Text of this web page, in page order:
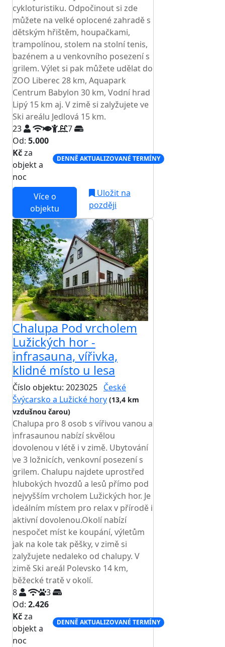
cykloturistiku. Odpočinout si zde
můžete na velké oplocené zahradě s
dětským hřištěm, houpačkami,
trampolínou, stolem na stolní tenis,
bazénem a u venkovního posezení s
grilem. Výlet si pak můžete udělat do
ZOO Liberec 28 km, Aquapark
Centrum Babylon 30 km, Vodní hrad
Lipý 15 km aj. V zimě si zalyžujete ve
Ski areálu Jedlová 15 km.
23
7
Od: 5.000
Kčza
objekt a
noc
DENNĚ AKTUALIZOVANÉ TERMÍNY
Více o
objektu
Uložit na
později
Chalupa Pod vrcholem
Lužických hor -
infrasauna, vířivka,
klidné místo u lesa
Číslo objektu: 2023025 České
Švýcarsko a Lužické hory (13,4 km
vzdušnou čarou)
Chalupa pro 8 osob s vířivou vanou a
infrasaunou nabízí skvělou
dovolenou v létě i v zimě. Ubytování
ve 3 ložnicích, venkovní posezení s
grilem. Chalupu najdete uprostřed
hlubokých hvozdů a lesů přímo pod
nejvyšším vrcholem Lužických hor. Je
ideálním místem pro relax v přírodě i
aktivní dovolenou.Okolí nabízí
nespočet míst ke koupání, výletům
jak na kole tak pěšky, v zimě si
zalyžujete nedaleko od chalupy. V
zimě Ski areál Polevsko 14 km,
běžecké tratě v okolí.
8
3
Od: 2.426
Kčza
objekt a
noc
DENNĚ AKTUALIZOVANÉ TERMÍNY